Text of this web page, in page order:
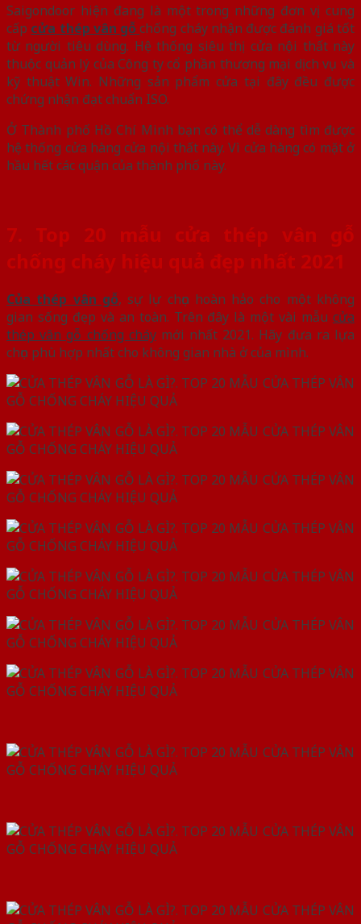
Saigondoor hiện đang là một trong những đơn vị cung
cấp cửa thép vân gỗchống cháy nhận được đánh giá tốt
từ người tiêu dùng. Hệ thống siêu thị cửa nội thất này
thuộc quản lý của Công ty cổ phần thương mại dịch vụ và
kỹ thuật Win. Những sản phẩm cửa tại đây đều được
chứng nhận đạt chuẩn ISO.
Ở Thành phố Hồ Chí Minh bạn có thể dễ dàng tìm được
hệ thống cửa hàng cửa nội thất này. Vì cửa hàng có mặt ở
hầu hết các quận của thành phố này.
7. Top 20 mẫu cửa thép vân gỗ
chống cháy hiệu quả đẹp nhất 2021
Của thép vân gỗ, sự lự chọn hoàn hảo cho một không
gian sống đẹp và an toàn. Trên đây là một vài mẫu cửa
thép vân gỗ chống cháymới nhất 2021. Hãy đưa ra lựa
chọn phù hợp nhất cho không gian nhà ở của mình.